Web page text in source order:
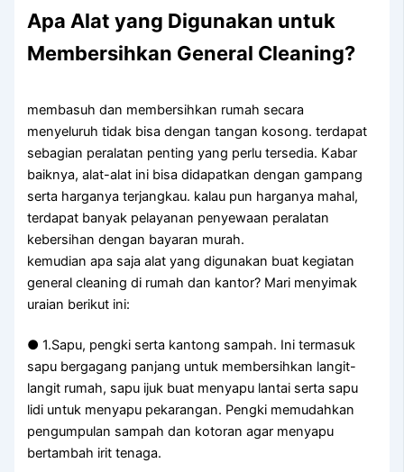
Apa Alat yang Digunakan untuk
Membersihkan General Cleaning?
membasuh dan membersihkan rumah secara
menyeluruh tidak bisa dengan tangan kosong. terdapat
sebagian peralatan penting yang perlu tersedia. Kabar
baiknya, alat-alat ini bisa didapatkan dengan gampang
serta harganya terjangkau. kalau pun harganya mahal,
terdapat banyak pelayanan penyewaan peralatan
kebersihan dengan bayaran murah.
kemudian apa saja alat yang digunakan buat kegiatan
general cleaning di rumah dan kantor? Mari menyimak
uraian berikut ini:
● 1.Sapu, pengki serta kantong sampah. Ini termasuk
sapu bergagang panjang untuk membersihkan langit-
langit rumah, sapu ijuk buat menyapu lantai serta sapu
lidi untuk menyapu pekarangan. Pengki memudahkan
pengumpulan sampah dan kotoran agar menyapu
bertambah irit tenaga.